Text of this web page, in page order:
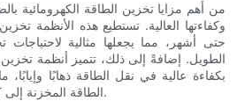
من أهم مزايا تخزين الطاقة الكهرومائية
وكفاءتها العالية. تستطيع هذه الأنظمة
حتى أشهر، مما يجعلها مثالية
الطويل. إضافةً إلى ذلك، تتميز أنظمة تخزين
بكفاءة عالية في نقل الطاقة ذهابًا
الطاقة المخزنة إلى كهرباء بأقل قدر من الفاقد.